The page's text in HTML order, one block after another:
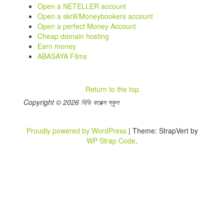
Open a NETELLER account
Open a skrill/Moneybookers account
Open a perfect Money Account
Cheap domain hosting
Earn money
ABASAYA Films
Return to the top
Copyright © 2026 বিডি ফরেক্স স্কুল
Proudly powered by WordPress | Theme: StrapVert by
WP Strap Code.